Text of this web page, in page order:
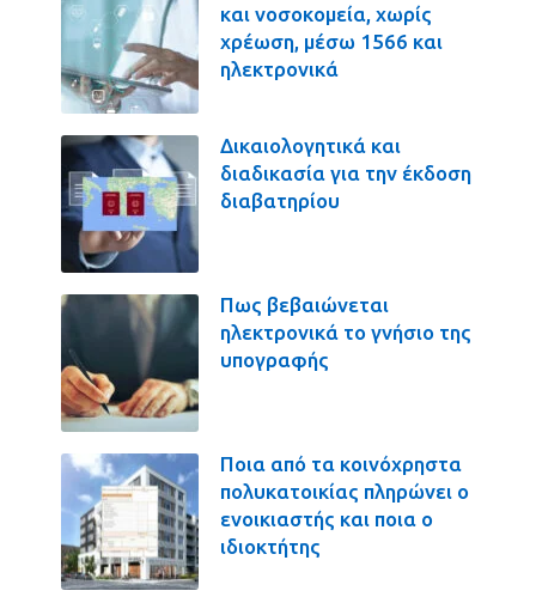
και νοσοκομεία, χωρίς
χρέωση, μέσω 1566 και
ηλεκτρονικά
Δικαιολογητικά και
διαδικασία για την έκδοση
διαβατηρίου
Πως βεβαιώνεται
ηλεκτρονικά το γνήσιο της
υπογραφής
Ποια από τα κοινόχρηστα
πολυκατοικίας πληρώνει ο
ενοικιαστής και ποια ο
ιδιοκτήτης